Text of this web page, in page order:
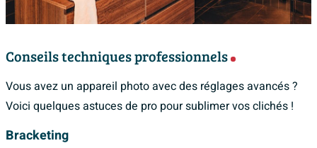
Conseils techniques professionnels
Vous avez un appareil photo avec des réglages avancés ?
Voici quelques astuces de pro pour sublimer vos clichés !
Bracketing